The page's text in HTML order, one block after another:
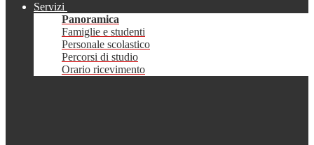
Servizi
Panoramica
Famiglie e studenti
Personale scolastico
Percorsi di studio
Orario ricevimento